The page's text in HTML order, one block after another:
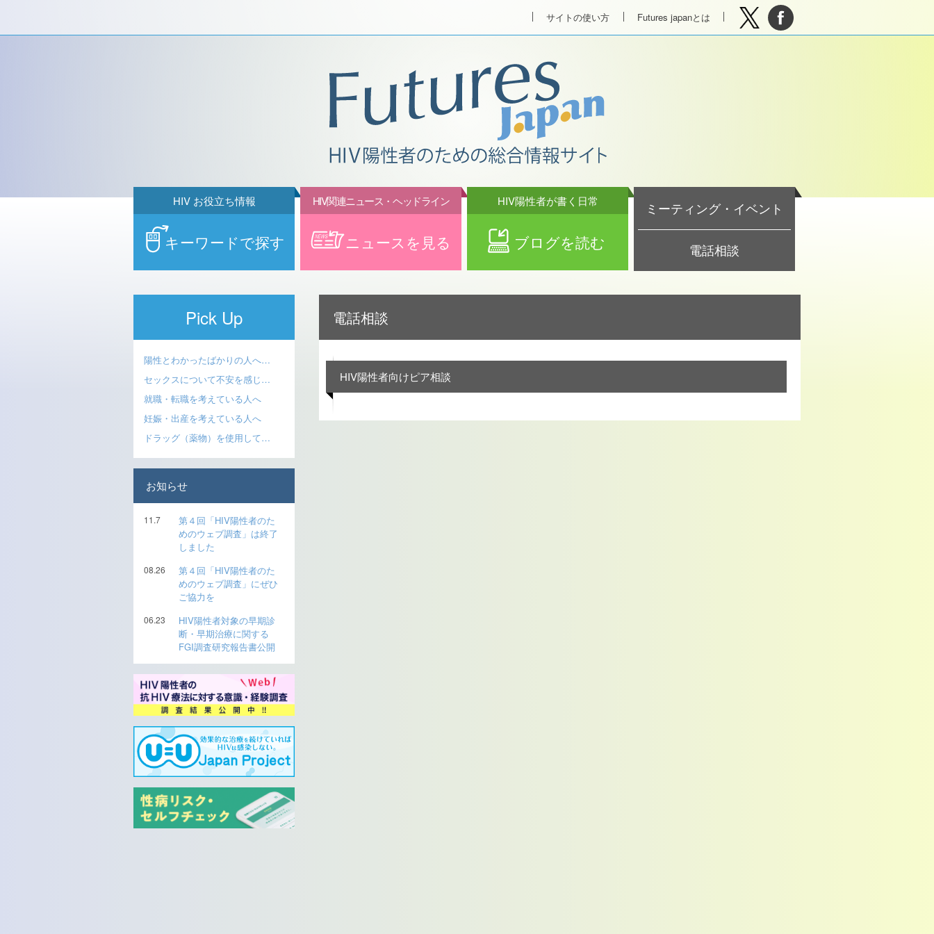
サイトの使い方 Futures japanとは
キーワードで探す
HIV お役立ち情報
ニュースを見る
HIV関連ニュース・ヘッドライン
ブログを読む
HIV陽性者が書く日常 ミーティング・イベント
電話相談
電話相談
HIV陽性者向けピア相談
Pick Up
陽性とわかったばかりの人へ…
セックスについて不安を感じ…
就職・転職を考えている人へ
妊娠・出産を考えている人へ
ドラッグ（薬物）を使用して…
お知らせ
11.7
第４回「HIV陽性者のた
めのウェブ調査」は終了
しました
08.26
第４回「HIV陽性者のた
めのウェブ調査」にぜひ
ご協力を
06.23
HIV陽性者対象の早期診
断・早期治療に関する
FGI調査研究報告書公開